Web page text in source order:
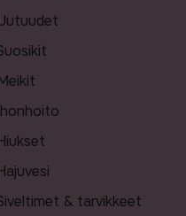
uutuudet
suosikit
meikit
ihonhoito
hiukset
hajuvesi
siveltimet & tarvikkeet